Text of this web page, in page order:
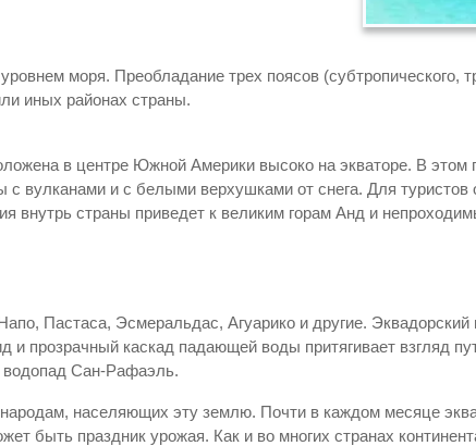
моря. Преобладание трех поясов (субтропического,
иных районах страны.
в центре Южной Америки высоко на экваторе. В этом
вулканами и с белыми верхушками от снега. Для
внутрь страны приведет к великим горам Анд и
Пастаса, Эсмеральдас, Агуарико и другие. Эквадорский
прозрачный каскад падающей воды притягивает взгляд
водопад Сан-Рафаэль.
населяющих эту землю. Почти в каждом месяце
быть праздник урожая. Как и во многих странах